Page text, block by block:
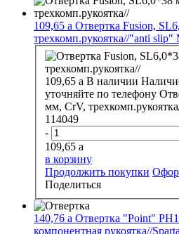
109,65 a Отвертка Fusion,
трехкомп.рукоятка//"anti slip"
109,65 a В наличии
уточняйте по телефону
мм, CrV,
114049
-
109,65 a
в корзину
Продолжить покупки
Поделиться
140,76 a Отвертка "Point"
компонентная рукоятка//